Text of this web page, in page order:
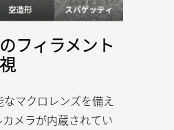
フィラメント
マクロレンズを備え
メラが内蔵されてい